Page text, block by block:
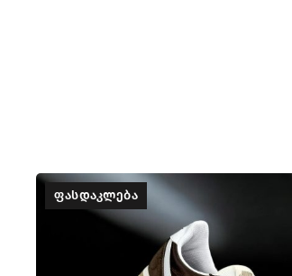
ᲤᲐᲡᲓᲐᲙᲚᲔᲑᲐ